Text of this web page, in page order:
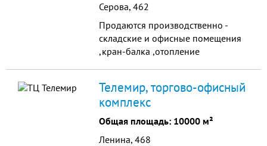
Серова, 462
Продаются производственно -
складские и офисные помещения
,кран-балка ,отопление
Рассмотрю любые предложения.
Собственник - юр.лицо. Возможен
торг. Срочно!!!!
Телемир, торгово-офисный
комплекс
Общая площадь: 10000 м²
Ленина, 468